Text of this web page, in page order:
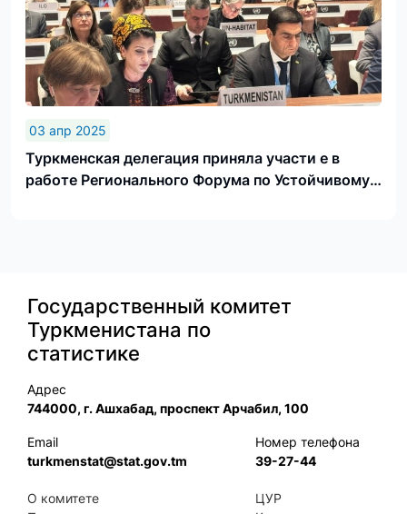
03 апр 2025
Туркменская делегация приняла участи е в
работе Регионального Форума по Устойчивому
Государственный комитет
Туркменистана по
статистике
Адрес
744000, г. Ашхабад, проспект Арчабил, 100
Email
turkmenstat@stat.gov.tm
Номер телефона
39-27-44
О комитете
ЦУР